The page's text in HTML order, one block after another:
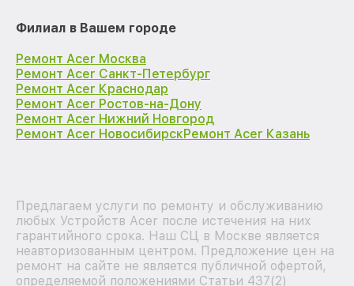
Филиал в Вашем городе
Ремонт Acer Москва
Ремонт Acer Санкт-Петербург
Ремонт Acer Краснодар
Ремонт Acer Ростов-на-Дону
Ремонт Acer Нижний Новгород
Ремонт Acer НовосибирскРемонт Acer Казань
Предлагаем услуги по ремонту и обслуживанию
любых Устройств Acer после истечения на них
гарантийного срока. Наш СЦ в Москве является
неавторизованным центром. Предложение цен на
ремонт на сайте не является публичной офертой,
определяемой положениями Статьи 437(2)